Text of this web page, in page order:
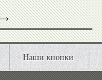
Наши кнопки